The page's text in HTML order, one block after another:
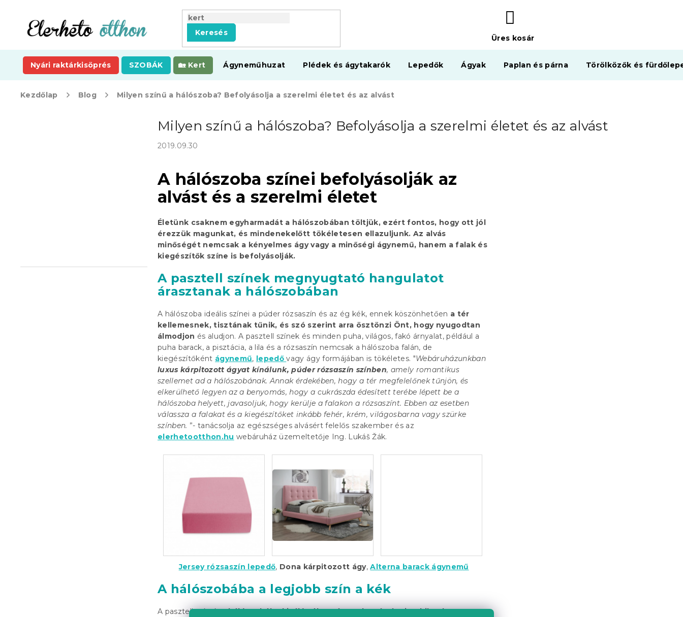
tartalomhoz
Keresés
KOSÁR
Üres kosár
Nyári raktárkisöprés SZOBÁK Kert Ágyneműhuzat Plédek és ágytakarók Lepedők Ágyak Paplan és párna Törölközők és
Kezdőlap Blog Milyen színű a hálószoba? Befolyásolja a szerelmi életet és az alvást
Milyen színű a hálószoba? Befolyásolja a szerelmi életet és az alvást
2019.09.30
A hálószoba színei befolyásolják az
alvást és a szerelmi életet
Életünk csaknem egyharmadát a hálószobában töltjük, ezért fontos, hogy ott jól
érezzük magunkat, és mindenekelőtt tökéletesen ellazuljunk. Az alvás
minőségét nemcsak a kényelmes ágy vagy a minőségi ágynemű, hanem a falak és
kiegészítők színe is befolyásolják.
A pasztell színek megnyugtató hangulatot
árasztanak a hálószobában
A hálószoba ideális színei a púder rózsaszín és az ég kék, ennek köszönhetően a tér
kellemesnek, tisztának tűnik, és szó szerint arra ösztönzi Önt, hogy nyugodtan
álmodjon és aludjon. A pasztell színek és minden puha, világos, fakó árnyalat, például a
puha barack, a pisztácia, a lila és a rózsaszín nemcsak a hálószoba falán, de
kiegészítőként ágynemű, lepedővagy ágy formájában is tökéletes. "Webáruházunkban
luxus kárpitozott ágyat kínálunk, púder rózsaszín színben, amely romantikus
szellemet ad a hálószobának. Annak érdekében, hogy a tér megfelelőnek tűnjön, és
elkerülhető legyen az a benyomás, hogy a cukrászda édesített terébe lépett be a
hálószoba helyett, javasoljuk, hogy kerülje a falakon a rózsaszínt. Ebben az esetben
válassza a falakat és a kiegészítőket inkább fehér, krém, világosbarna vagy szürke
színben. ”- tanácsolja az egészséges alvásért felelős szakember és az
elerhetootthon.hu webáruház üzemeltetője Ing. Lukáš Žák.
Jersey rózsaszín lepedő, Dona kárpitozott ágy,Alterna barack ágynemű
A hálószobába a legjobb szín a kék
A pasztell színeka hálószobába kiváló választás azok számára is, akiknek